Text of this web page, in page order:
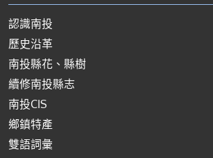
認識南投
歷史沿革
南投縣花、縣樹
續修南投縣志
南投CIS
鄉鎮特產
雙語詞彙